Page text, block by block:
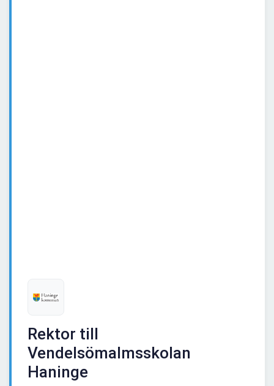
Rektor till
Vendelsömalmsskolan
Haninge